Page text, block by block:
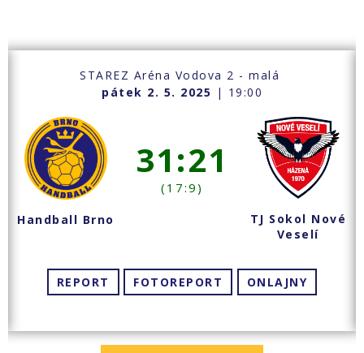
STAREZ Aréna Vodova 2 - malá
pátek 2. 5. 2025 | 19:00
Handball Brno
31:21
(17:9)
TJ Sokol Nové
Veselí
REPORT FOTOREPORT ONLAJNY